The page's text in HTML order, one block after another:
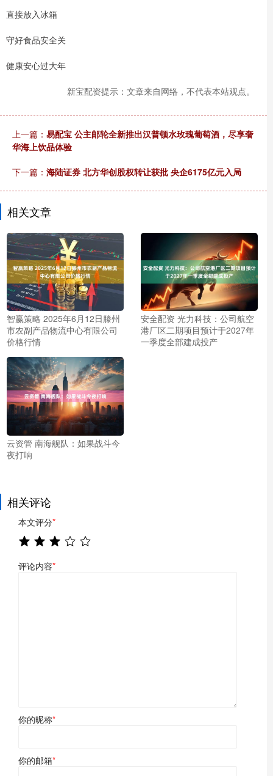
直接放入冰箱
守好食品安全关
健康安心过大年
新宝配资提示：文章来自网络，不代表本站观点。
上一篇： 易配宝 公主邮轮全新推出汉普顿水玫瑰葡萄酒，尽享奢
华海上饮品体验
下一篇： 海陆证券 北方华创股权转让获批 央企6175亿元入局
相关文章
智赢策略 2025年6月12日滕州
市农副产品物流中心有限公司
价格行情
安全配资 光力科技：公司航空
港厂区二期项目预计于2027年
一季度全部建成投产
云资管 南海舰队：如果战斗今
夜打响
相关评论
本文评分*
评论内容*
你的昵称*
你的邮箱*